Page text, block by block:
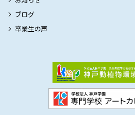
ブログ
卒業生の声